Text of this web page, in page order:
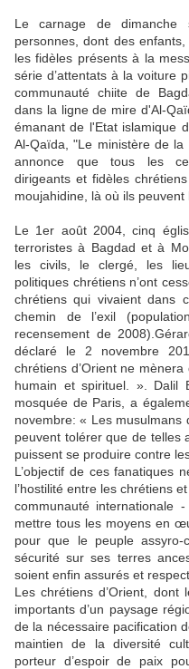
Le carnage de
personnes, dont des
les fidèles présents à la
série d’attentats à la voiture
communauté chiite de
dans la ligne de mire d'Al-
émanant de l'Etat islamique
Al-Qaïda, "Le ministère de
annonce que tous les
dirigeants et fidèles
moujahidine, là où ils peuvent
Le 1er août 2004, cinq
terroristes à Bagdad et à
les civils, le clergé, les
politiques chrétiens n’ont
chrétiens qui vivaient dans
chemin de l’exil
recensement de
déclaré le 2 novembre
chrétiens d’Orient ne
humain et spirituel. ». Dalil
mosquée de Paris, a
novembre: « Les musulmans
peuvent tolérer que de telles
puissent se produire contre
L’objectif de ces fanatiques
l’hostilité entre les chrétiens
communauté internationale
mettre tous les moyens en
pour que le peuple assyro-
sécurité sur ses terres
soient enfin assurés et
Les chrétiens d’Orient, dont
importants d’un paysage
de la nécessaire pacification
maintien de la diversité
porteur d’espoir de paix